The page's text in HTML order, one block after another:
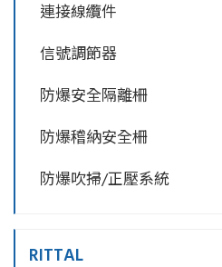
連接線纜件
信號調節器
防爆安全隔離柵
防爆稽納安全柵
防爆吹掃/正壓系統
RITTAL